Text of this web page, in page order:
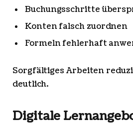
Buchungsschritte
Konten falsch zuordnen
Formeln fehlerhaft
Sorgfältiges Arbeiten
deutlich.
Digitale